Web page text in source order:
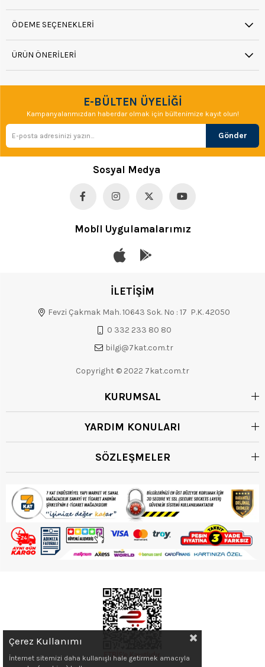
ÖDEME SEÇENEKLERI
ÜRÜN ÖNERILERI
E-BÜLTEN ÜYELİĞİ
Kampanyalarımızdan haberdar olmak için bültenimize kayıt olun!
Gönder
Sosyal Medya
Mobil Uygulamalarımız
İLETİŞİM
Fevzi Çakmak Mah. 10643 Sok. No : 17 P.K. 42050
0 332 233 80 80
bilgi@7kat.com.tr
Copyright © 2022 7kat.com.tr
KURUMSAL
YARDIM KONULARI
SÖZLEŞMELER
Çerez Kullanımı
İnternet sitemizi daha kullanışlı hale getirmek amacıyla